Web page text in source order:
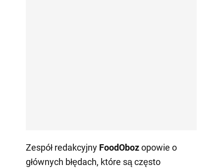
Zespół redakcyjny FoodObozopowie o
głównych błędach, które są często